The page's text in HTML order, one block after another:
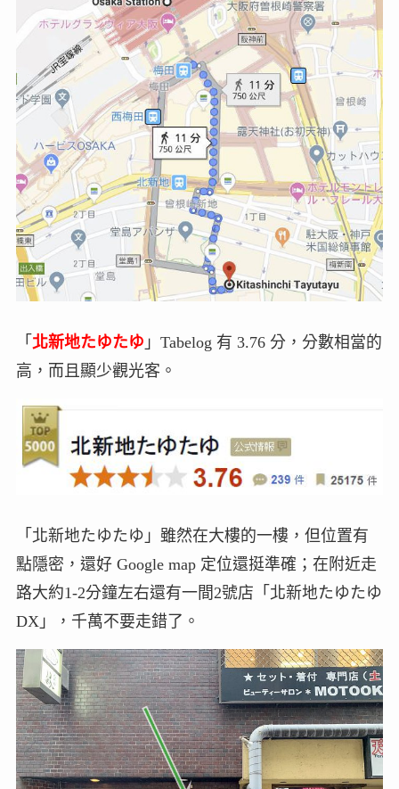
「 北新地たゆたゆ 」Tabelog 有 3.76 分，分數相當的
高，而且顯少觀光客。
「北新地たゆたゆ」雖然在大樓的一樓，但位置有
點隱密，還好 Google map 定位還挺準確；在附近走
路大約1-2分鐘左右還有一間2號店「北新地たゆたゆ
DX」，千萬不要走錯了。